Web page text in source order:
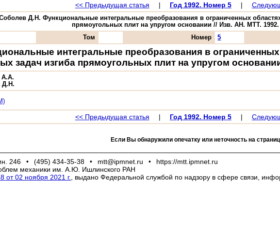
<< Предыдущая статья | Год 1992. Номер 5 |
Д.Н. Функциональные интегральные преобразования в ограниченных
прямоугольных плит на упругом основании // Изв. АН. МТТ.
Том Номер 5
интегральные преобразования в
задач изгиба прямоугольных плит на упругом
А.А.
Д.Н.
<< Предыдущая статья | Год 1992. Номер 5 |
Если Вы обнаружили опечатку или неточность на
246 • (495) 434-35-38 • mtt@ipmnet.ru •
https://mtt.ipmnet.ru
механики им. А.Ю. Ишлинского РАН
02 ноября 2021 г.
, выдано Федеральной службой по надзору в сфере связи,